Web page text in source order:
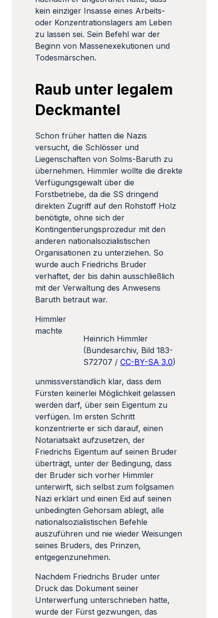
kein einziger Insasse eines Arbeits-
oder Konzentrationslagers am Leben
zu lassen sei. Sein Befehl war der
Beginn von Massenexekutionen und
Todesmärschen.
Raub unter legalem
Deckmantel
Schon früher hatten die Nazis
versucht, die Schlösser und
Liegenschaften von Solms-Baruth zu
übernehmen. Himmler wollte die direkte
Verfügungsgewalt über die
Forstbetriebe, da die SS dringend
direkten Zugriff auf den Rohstoff Holz
benötigte, ohne sich der
Kontingentierungsprozedur mit den
anderen nationalsozialistischen
Organisationen zu unterziehen. So
wurde auch Friedrichs Bruder
verhaftet, der bis dahin ausschließlich
mit der Verwaltung des Anwesens
Baruth betraut war.
Heinrich Himmler
(Bundesarchiv, Bild 183-
S72707 / CC-BY-SA 3.0)
Himmler
machte
unmissverständlich klar, dass dem
Fürsten keinerlei Möglichkeit gelassen
werden darf, über sein Eigentum zu
verfügen. Im ersten Schritt
konzentrierte er sich darauf, einen
Notariatsakt aufzusetzen, der
Friedrichs Eigentum auf seinen Bruder
überträgt, unter der Bedingung, dass
der Bruder sich vorher Himmler
unterwirft, sich selbst zum folgsamen
Nazi erklärt und einen Eid auf seinen
unbedingten Gehorsam ablegt, alle
nationalsozialistischen Befehle
auszuführen und nie wieder Weisungen
seines Bruders, des Prinzen,
entgegenzunehmen.
Nachdem Friedrichs Bruder unter
Druck das Dokument seiner
Unterwerfung unterschrieben hatte,
wurde der Fürst gezwungen, das